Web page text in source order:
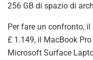
256 GB di spazio di
Per fare un confronto,
£ 1.149, il MacBook
Microsoft Surface